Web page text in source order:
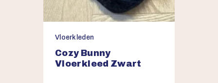
Vloerkleden
Cozy Bunny
Vloerkleed Zwart